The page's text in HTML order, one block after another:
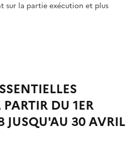
sur la partie exécution et plus
DU 1ER
JUSQU'AU 30 AVRIL